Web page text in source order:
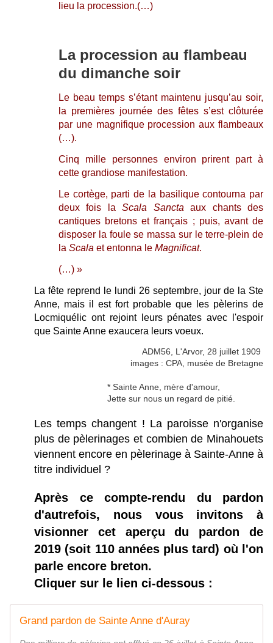
lieu la procession.(…)
La procession au flambeau
du dimanche soir
Le beau temps s’étant maintenu jusqu’au soir,
la premières journée des fêtes s’est clôturée
par une magnifique procession aux flambeaux
(…).
Cinq mille personnes environ prirent part à
cette grandiose manifestation.
Le cortège, parti de la basilique contourna par
deux fois laScala Sancta aux chants des
cantiques bretons et français ; puis, avant de
disposer la foule se massa sur le terre-plein de
la Scala et entonna le Magnificat.
(…) »
La fête reprend le lundi 26 septembre, jour de la Ste
Anne, mais il est fort probable que les pèlerins de
Locmiquélic ont rejoint leurs pénates avec l'espoir
que Sainte Anne exaucera leurs voeux.
ADM56, L'Arvor, 28 juillet 1909
images : CPA, musée de Bretagne
* Sainte Anne, mère d'amour,
Jette sur nous un regard de pitié.
Les temps changent ! La paroisse n'organise
plus de pèlerinages et combien de Minahouets
viennent encore en pèlerinage à Sainte-Anne à
titre individuel ?
Après ce compte-rendu du pardon
d'autrefois, nous vous invitons à
visionner cet aperçu du pardon de
2019 (soit 110 années plus tard) où l'on
parle encore breton.
Cliquer sur le lien ci-dessous :
Grand pardon de Sainte Anne d'Auray